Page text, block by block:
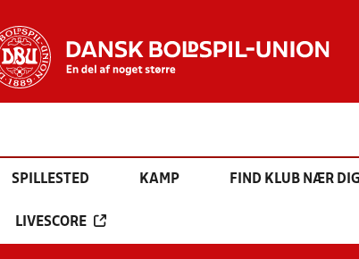
SPILLESTED KAMP FIND KLUB NÆR DIG
LIVESCORE